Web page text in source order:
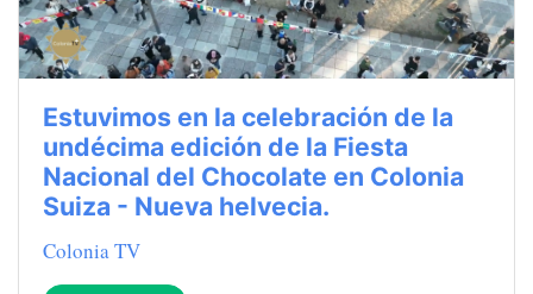
Estuvimos en la celebración de la
undécima edición de la Fiesta
Nacional del Chocolate en Colonia
Suiza - Nueva helvecia.
Colonia TV